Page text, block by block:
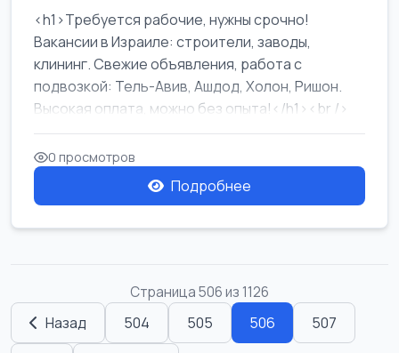
<h1>Требуется рабочие, нужны срочно!
Вакансии в Израиле: строители, заводы,
клининг. Свежие объявления, работа с
подвозкой: Тель-Авив, Ашдод, Холон, Ришон.
Высокая оплата, можно без опыта!</h1><br />
...
0 просмотров
Подробнее
Страница 506 из 1126
Назад 504 505 506 507